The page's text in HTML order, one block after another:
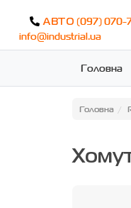
АВТО (097) 070-
info@industrial.ua
Головна
Головна